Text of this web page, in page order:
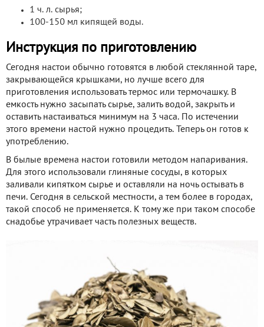
1 ч. л. сырья;
100-150 мл кипящей воды.
Инструкция по приготовлению
Сегодня настои обычно готовятся в любой стеклянной таре,
закрывающейся крышками, но лучше всего для
приготовления использовать термос или термочашку. В
емкость нужно засыпать сырье, залить водой, закрыть и
оставить настаиваться минимум на 3 часа. По истечении
этого времени настой нужно процедить. Теперь он готов к
употреблению.
В былые времена настои готовили методом напаривания.
Для этого использовали глиняные сосуды, в которых
заливали кипятком сырье и оставляли на ночь остывать в
печи. Сегодня в сельской местности, а тем более в городах,
такой способ не применяется. К тому же при таком способе
снадобье утрачивает часть полезных веществ.